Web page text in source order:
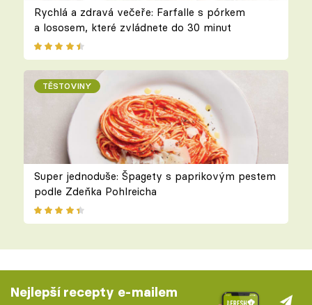
Rychlá a zdravá večeře: Farfalle s pórkem
a lososem, které zvládnete do 30 minut
TĚSTOVINY
Super jednoduše: Špagety s paprikovým pestem
podle Zdeňka Pohlreicha
Nejlepší recepty e-mailem